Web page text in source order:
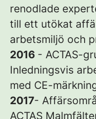
renodlade
till ett utökat
arbetsmiljö och
2016 - ACTAS-
Inledningsvis
med CE-
2017-
ACTAS